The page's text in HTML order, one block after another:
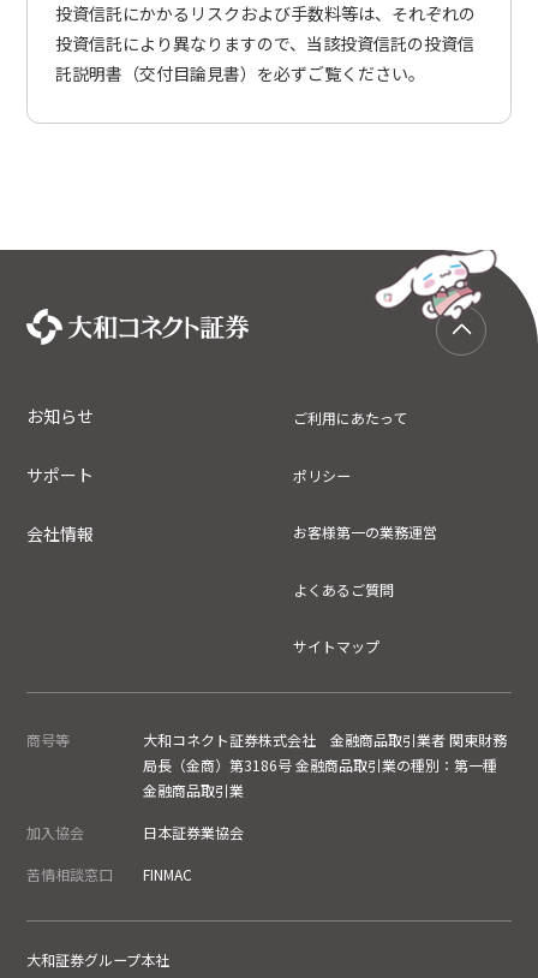
投資信託にかかるリスクおよび手数料等は、それぞれの
投資信託により異なりますので、当該投資信託の投資信
託説明書（交付目論見書）を必ずご覧ください。
お知らせ
サポート
会社情報
ご利用にあたって
ポリシー
お客様第一の業務運営
よくあるご質問
サイトマップ
商号等
大和コネクト証券株式会社 金融商品取引業者 関東財務
局長（金商）第3186号 金融商品取引業の種別：第一種
金融商品取引業
加入協会 日本証券業協会
苦情相談窓口 FINMAC
大和証券グループ本社